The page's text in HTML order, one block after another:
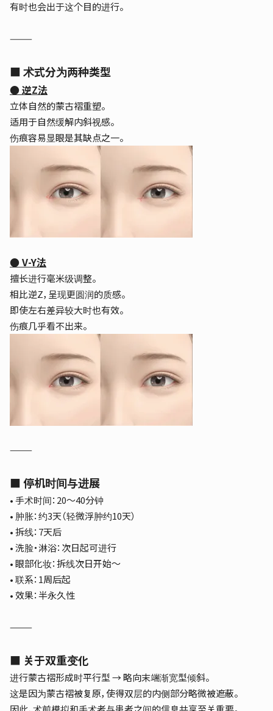
有时也会出于这个目的进行。
⸻
■ 术式分为两种类型
● 逆Z法
立体自然的蒙古褶重塑。
适用于自然缓解内斜视感。
伤痕容易显眼是其缺点之一。
● V-Y法
擅长进行毫米级调整。
相比逆Z，呈现更圆润的质感。
即使左右差异较大时也有效。
伤痕几乎看不出来。
⸻
■ 停机时间与进展
• 手术时间：20～40分钟
• 肿胀：约3天（轻微浮肿约10天）
• 拆线：7天后
• 洗脸・淋浴：次日起可进行
• 眼部化妆：拆线次日开始～
• 联系：1周后起
• 效果：半永久性
⸻
■ 关于双重变化
进行蒙古褶形成时平行型 → 略向末端渐宽型倾斜。
这是因为蒙古褶被复原，使得双层的内侧部分略微被遮蔽。